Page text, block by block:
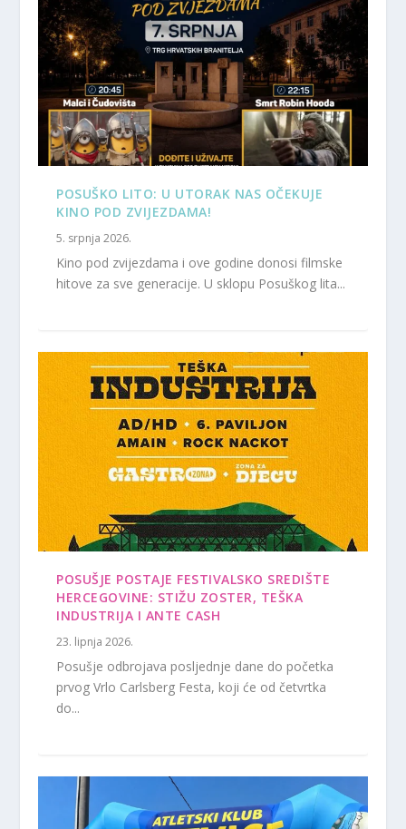
POSUŠKO LITO: U UTORAK NAS OČEKUJE
KINO POD ZVIJEZDAMA!
5. srpnja 2026.
Kino pod zvijezdama i ove godine donosi filmske
hitove za sve generacije. U sklopu Posuškog lita...
POSUŠJE POSTAJE FESTIVALSKO SREDIŠTE
HERCEGOVINE: STIŽU ZOSTER, TEŠKA
INDUSTRIJA I ANTE CASH
23. lipnja 2026.
Posušje odbrojava posljednje dane do početka
prvog Vrlo Carlsberg Festa, koji će od četvrtka
do...